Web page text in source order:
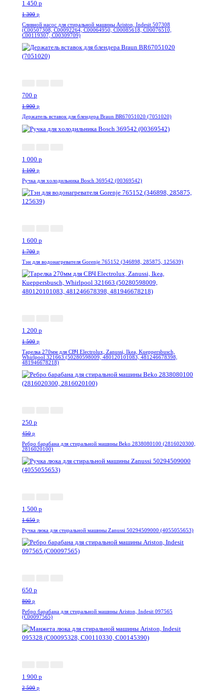
1 450 p
1 300 p
Сливной насос для стиральной машины Ariston, Indesit 507308
(C00507308, C00092264, C00064950, C00085618, C00076510,
C00119307, C00309709)
700 p
1 900 p
Держатель вставок для блендера Braun BR67051020 (7051020)
1 000 p
1 100 p
Ручка для холодильника Bosch 369542 (00369542)
1 600 p
1 700 p
Тэн для водонагревателя Gorenje 765152 (346898, 285875, 125639)
1 200 p
1 500 p
Тарелка 270мм для СВЧ Electrolux, Zanussi, Ikea, Kueppersbusch,
Whirlpool 321663 (50280598009, 480120101083, 481246678398,
481946678218)
250 p
450 p
Ребро барабана для стиральной машины Beko 2838080100 (2816020300,
2816020100)
1 500 p
1 650 p
Ручка люка для стиральной машины Zanussi 50294509000 (4055055653)
650 p
800 p
Ребро барабана для стиральной машины Ariston, Indesit 097565
(C00097565)
1 900 p
2 500 p